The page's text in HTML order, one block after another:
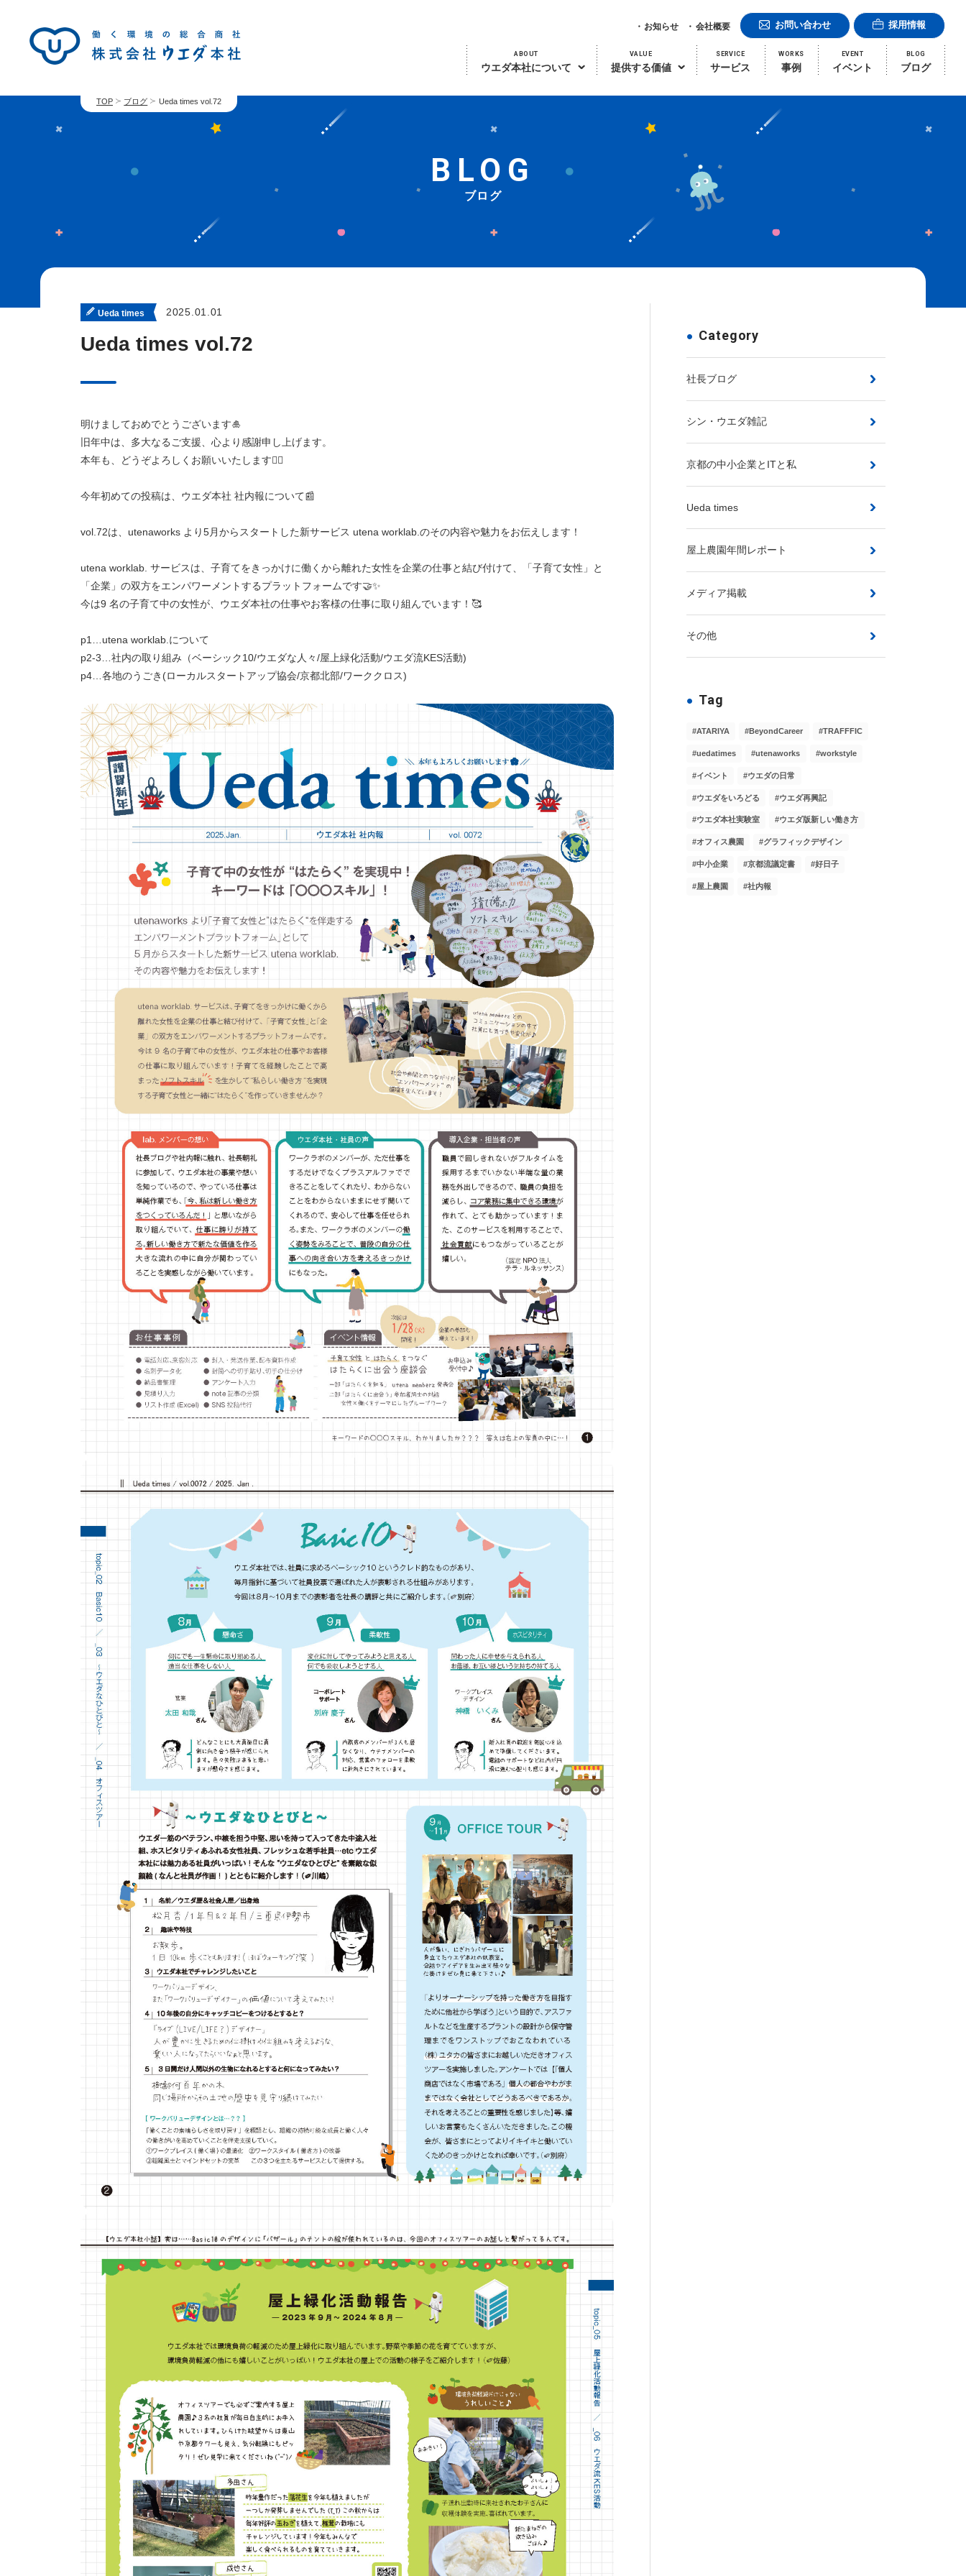
ABOUT
ウエダ本社について
VALUE
提供する価値
SERVICE
サービス
WORKS
事例
EVENT
イベント
BLOG
ブログ
お知らせ 会社概要 お問い合わせ 採用情報
TOP ブログ Ueda times vol.72
BLOG
ブログ
Ueda times 2025.01.01
Ueda times vol.72
明けましておめでとうございます🎍
旧年中は、多大なるご支援、心より感謝申し上げます。
本年も、どうぞよろしくお願いいたします🙇‍♂️
今年初めての投稿は、ウエダ本社 社内報について📰
vol.72は、utenaworks より5月からスタートした新サービス utena worklab.のその内容や魅力をお伝えします！
utena worklab. サービスは、子育てをきっかけに働くから離れた女性を企業の仕事と結び付けて、「子育て女性」と
「企業」の双方をエンパワーメントするプラットフォームです🤝✨
今は9 名の子育て中の女性が、ウエダ本社の仕事やお客様の仕事に取り組んでいます！🥰
p1…utena worklab.について
p2-3…社内の取り組み（ベーシック10/ウエダな人々/屋上緑化活動/ウエダ流KES活動)
p4…各地のうごき(ローカルスタートアップ協会/京都北部/ワーククロス)
Category
社長ブログ
シン・ウエダ雑記
京都の中小企業とITと私
Ueda times
屋上農園年間レポート
メディア掲載
その他
Tag
ATARIYA BeyondCareer TRAFFFIC
uedatimes utenaworks workstyle
イベント ウエダの日常
ウエダをいろどる ウエダ再興記
ウエダ本社実験室 ウエダ版新しい働き方
オフィス農園 グラフィックデザイン
中小企業 京都流議定書 好日子
屋上農園 社内報